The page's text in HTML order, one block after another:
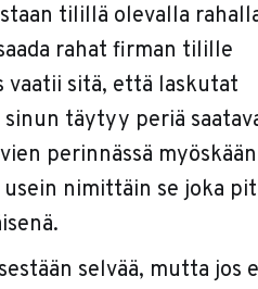
tilillä olevalla
rahat firman tilille
vaatii sitä, että laskutat
sinun täytyy periä
perinnässä myöskään
nimittäin se joka
selvää, mutta jos